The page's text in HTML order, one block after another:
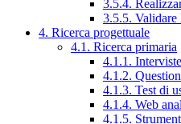
3.5.4.
3.5.5. Validare
4. Ricerca progettuale
4.1. Ricerca primaria
4.1.1. Interviste
4.1.2.
4.1.3. Test di
4.1.4. Web
4.1.5.